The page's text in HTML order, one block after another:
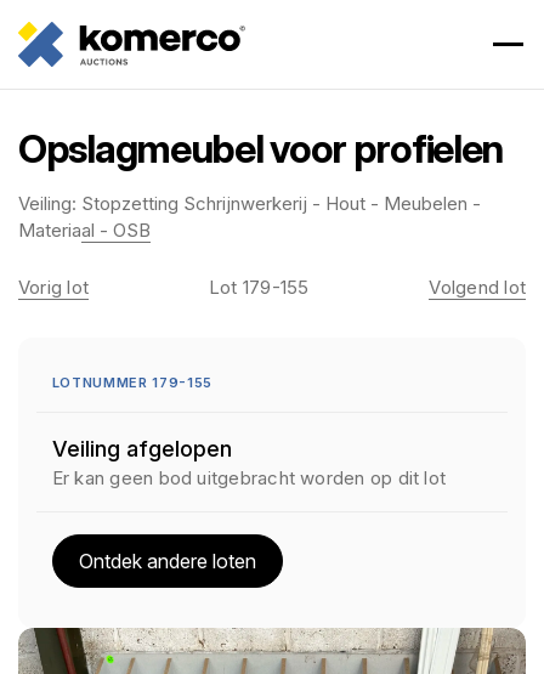
Opslagmeubel voor profielen
Veiling: Stopzetting Schrijnwerkerij - Hout - Meubelen -
Materiaal - OSB
Vorig lot Lot 179-155 Volgend lot
LOTNUMMER 179-155
Veiling afgelopen
Er kan geen bod uitgebracht worden op dit lot
Ontdek andere loten